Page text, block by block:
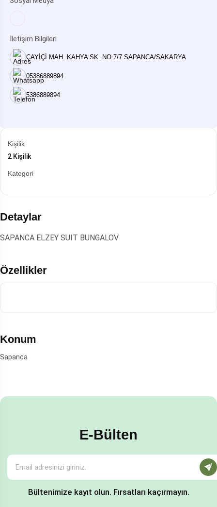
İletişim Bilgileri
ÇAYİÇİ MAH. KAHYA SK. NO:7/7 SAPANCA/SAKARYA
05386889894
5386889894
Kişilik
2 Kişilik
Kategori
Detaylar
SAPANCA ELZEY SUIT BUNGALOV
Özellikler
Konum
Sapanca
E-Bülten
Bültenimize kayıt olun. Fırsatları kaçırmayın.